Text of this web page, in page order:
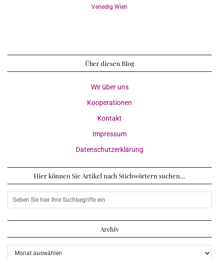
Venedig Wien
Über diesen Blog
Wir über uns
Kooperationen
Kontakt
Impressum
Datenschutzerklärung
Hier können Sie Artikel nach Stichwörtern suchen…
Archiv
Archiv